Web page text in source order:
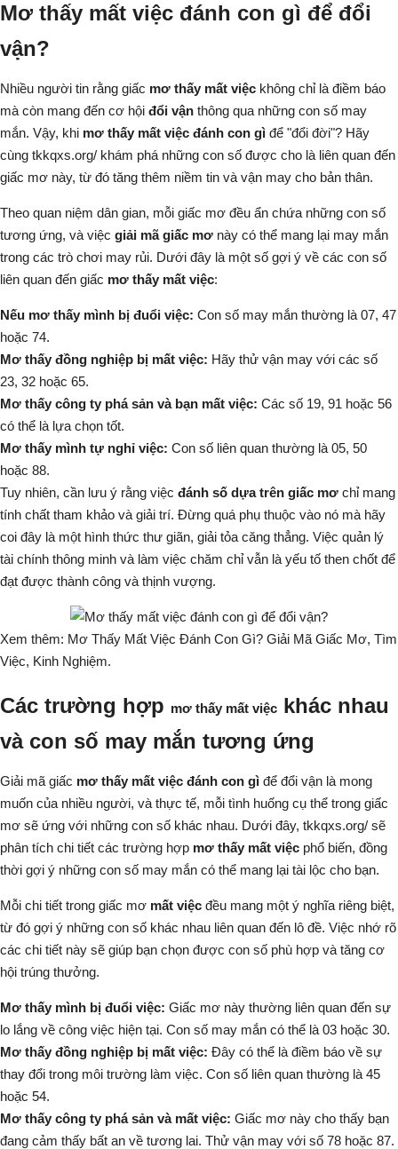
Mơ thấy mất việc đánh con gì để đổi
vận?
Nhiều người tin rằng giấc mơ thấy mất việc không chỉ là điềm báo
mà còn mang đến cơ hội đổi vận thông qua những con số may
mắn. Vậy, khi mơ thấy mất việc đánh con gì để "đổi đời"? Hãy
cùng tkkqxs.org/ khám phá những con số được cho là liên quan đến
giấc mơ này, từ đó tăng thêm niềm tin và vận may cho bản thân.
Theo quan niệm dân gian, mỗi giấc mơ đều ẩn chứa những con số
tương ứng, và việc giải mã giấc mơ này có thể mang lại may mắn
trong các trò chơi may rủi. Dưới đây là một số gợi ý về các con số
liên quan đến giấc mơ thấy mất việc:
Nếu mơ thấy mình bị đuổi việc: Con số may mắn thường là 07, 47
hoặc 74.
Mơ thấy đồng nghiệp bị mất việc: Hãy thử vận may với các số
23, 32 hoặc 65.
Mơ thấy công ty phá sản và bạn mất việc: Các số 19, 91 hoặc 56
có thể là lựa chọn tốt.
Mơ thấy mình tự nghỉ việc: Con số liên quan thường là 05, 50
hoặc 88.
Tuy nhiên, cần lưu ý rằng việc đánh số dựa trên giấc mơ chỉ mang
tính chất tham khảo và giải trí. Đừng quá phụ thuộc vào nó mà hãy
coi đây là một hình thức thư giãn, giải tỏa căng thẳng. Việc quản lý
tài chính thông minh và làm việc chăm chỉ vẫn là yếu tố then chốt để
đạt được thành công và thịnh vượng.
Xem thêm: Mơ Thấy Mất Việc Đánh Con Gì? Giải Mã Giấc Mơ, Tìm
Việc, Kinh Nghiệm.
Các trường hợp mơ thấy mất việc khác nhau
và con số may mắn tương ứng
Giải mã giấc mơ thấy mất việc đánh con gì để đổi vận là mong
muốn của nhiều người, và thực tế, mỗi tình huống cụ thể trong giấc
mơ sẽ ứng với những con số khác nhau. Dưới đây, tkkqxs.org/ sẽ
phân tích chi tiết các trường hợp mơ thấy mất việc phổ biến, đồng
thời gợi ý những con số may mắn có thể mang lại tài lộc cho bạn.
Mỗi chi tiết trong giấc mơ mất việc đều mang một ý nghĩa riêng biệt,
từ đó gợi ý những con số khác nhau liên quan đến lô đề. Việc nhớ rõ
các chi tiết này sẽ giúp bạn chọn được con số phù hợp và tăng cơ
hội trúng thưởng.
Mơ thấy mình bị đuổi việc: Giấc mơ này thường liên quan đến sự
lo lắng về công việc hiện tại. Con số may mắn có thể là 03 hoặc 30.
Mơ thấy đồng nghiệp bị mất việc: Đây có thể là điềm báo về sự
thay đổi trong môi trường làm việc. Con số liên quan thường là 45
hoặc 54.
Mơ thấy công ty phá sản và mất việc: Giấc mơ này cho thấy bạn
đang cảm thấy bất an về tương lai. Thử vận may với số 78 hoặc 87.